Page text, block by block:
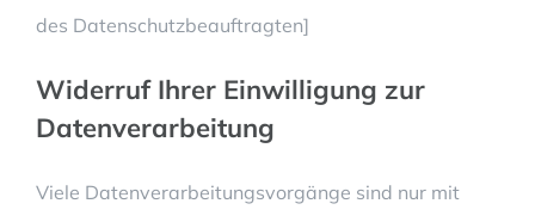
des Datenschutzbeauftragten]
Widerruf Ihrer Einwilligung zur
Datenverarbeitung
Viele Datenverarbeitungsvorgänge sind nur mit